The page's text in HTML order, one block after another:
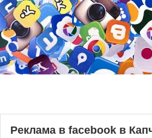
Реклама в facebook в